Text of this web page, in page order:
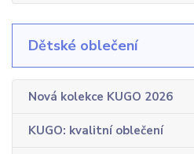
Dětské oblečení
Nová kolekce KUGO 2026
KUGO: kvalitní oblečení